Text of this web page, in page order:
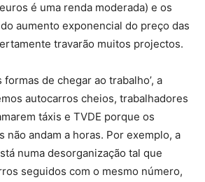
é uma renda moderada) e os
aumento exponencial do preço das
travarão muitos projectos.
formas de chegar ao trabalho’, a
autocarros cheios, trabalhadores
táxis e TVDE porque os
andam a horas. Por exemplo, a
numa desorganização tal que
seguidos com o mesmo número,